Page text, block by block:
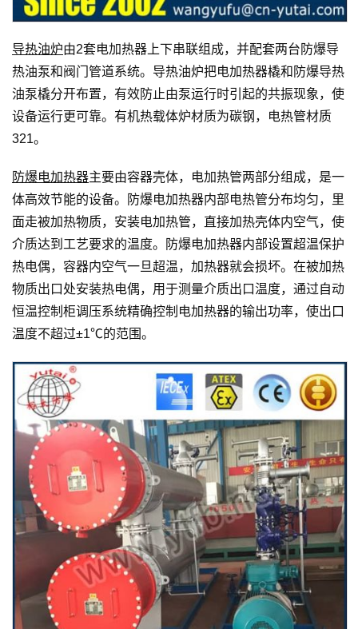
导热油炉由2套电加热器上下串联组成，并配套两台防爆导
热油泵和阀门管道系统。导热油炉把电加热器橇和防爆导热
油泵橇分开布置，有效防止由泵运行时引起的共振现象，使
设备运行更可靠。有机热载体炉材质为碳钢，电热管材质
321。
防爆电加热器主要由容器壳体，电加热管两部分组成，是一
体高效节能的设备。防爆电加热器内部电热管分布均匀，里
面走被加热物质，安装电加热管，直接加热壳体内空气，使
介质达到工艺要求的温度。防爆电加热器内部设置超温保护
热电偶，容器内空气一旦超温，加热器就会损坏。在被加热
物质出口处安装热电偶，用于测量介质出口温度，通过自动
恒温控制柜调压系统精确控制电加热器的输出功率，使出口
温度不超过±1℃的范围。